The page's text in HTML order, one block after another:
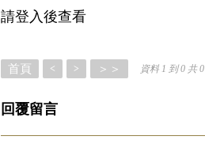
請登入後查看
首頁 < > ＞＞ 資料 1 到 0 共 0
回覆留言